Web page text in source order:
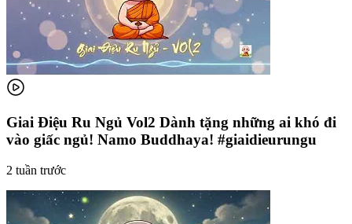
Giai Điệu Ru Ngủ Vol2 Dành tặng những ai khó đi
vào giấc ngủ! Namo Buddhaya! #giaidieurungu
2 tuần trước